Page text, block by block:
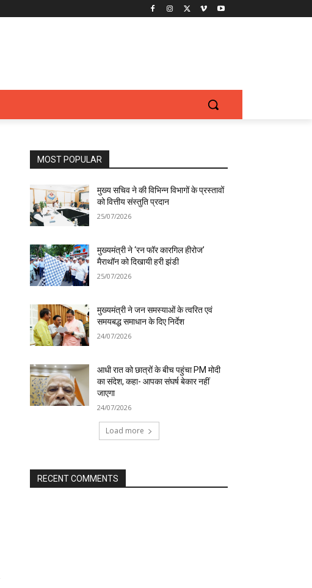
MOST POPULAR
मुख्य सचिव ने की विभिन्न विभागों के प्रस्तावों
को वित्तीय संस्तुति प्रदान
25/07/2026
मुख्यमंत्री ने ‘रन फॉर कारगिल हीरोज’
मैराथॉन को दिखायी हरी झंडी
25/07/2026
मुख्यमंत्री ने जन समस्याओं के त्वरित एवं
समयबद्ध समाधान के दिए निर्देश
24/07/2026
आधी रात को छात्रों के बीच पहुंचा PM मोदी
का संदेश, कहा- आपका संघर्ष बेकार नहीं
जाएगा
24/07/2026
Load more
RECENT COMMENTS